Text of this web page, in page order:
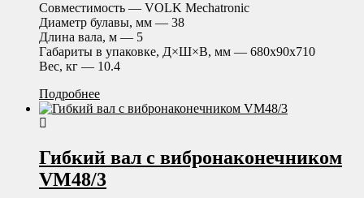
Совместимость — VOLK Mechatronic
Диаметр булавы, мм — 38
Длина вала, м — 5
Габариты в упаковке, Д×Ш×В, мм — 680х90х710
Вес, кг — 10.4
Подробнее
Гибкий вал с вибронаконечником
VM48/3